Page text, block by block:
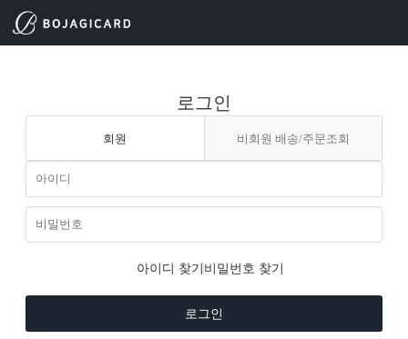
로그인
회원 비회원 배송/주문조회
아이디 찾기 비밀번호 찾기
로그인